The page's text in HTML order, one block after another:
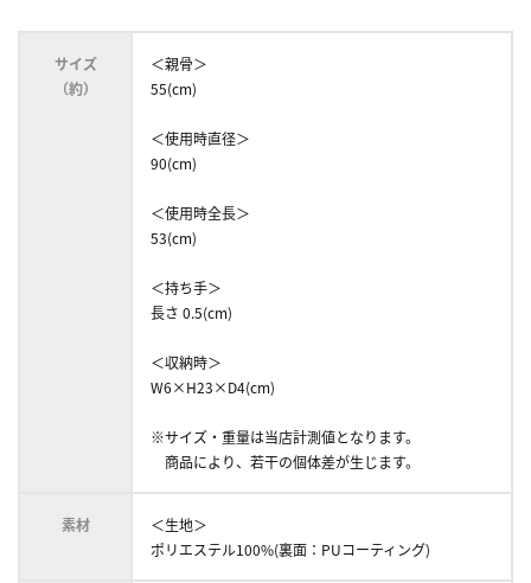
サイズ
（約）
＜親骨＞
55(cm)
＜使用時直径＞
90(cm)
＜使用時全長＞
53(cm)
＜持ち手＞
長さ 0.5(cm)
＜収納時＞
W6×H23×D4(cm)
※サイズ・重量は当店計測値となります。
商品により、若干の個体差が生じます。
素材
＜生地＞
ポリエステル100%(裏面：PUコーティング)